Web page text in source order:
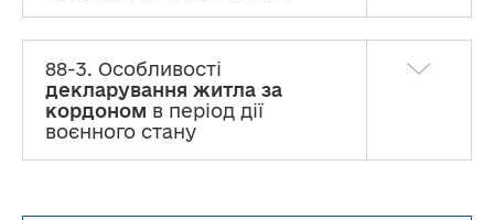
88-3. Особливості
декларування житла за
кордоном в період дії
воєнного стану